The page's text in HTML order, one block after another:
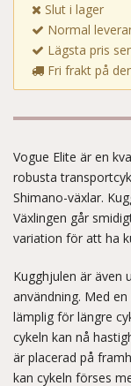
Slut i lager
Normal
Lägsta pris
Fri frakt på
Vogue Elite är en
robusta
Shimano-växlar.
Växlingen går
variation för att ha
Kugghjulen är även
användning. Med
lämplig för längre
cykeln kan nå
är placerad på
kan cykeln förses